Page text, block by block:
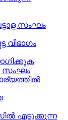
സംഘം
വിഭാഗം
സംഘം
എടുക്കുന്ന